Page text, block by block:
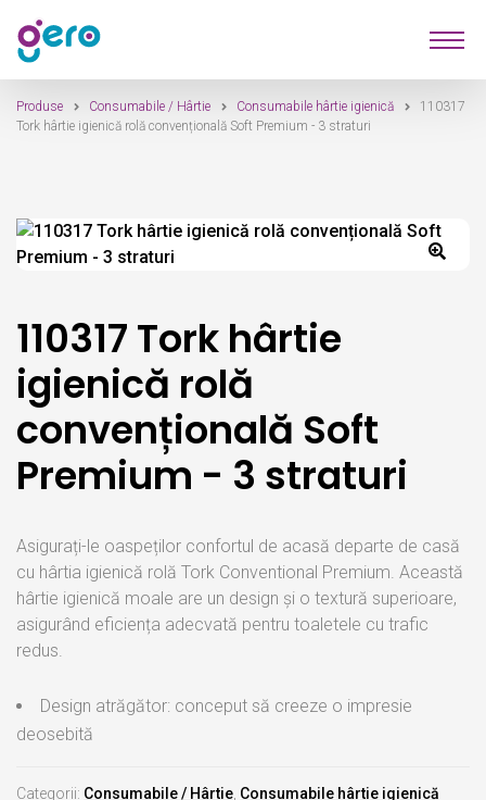
Sari
la
navigare
Sari
la
conținut
Produse
Furnizori
Contact
Produse Consumabile / Hârtie Consumabile hârtie igienică
110317
Tork hârtie igienică rolă convențională Soft Premium - 3 straturi
110317 Tork hârtie
igienică rolă
convențională Soft
Premium - 3 straturi
Asigurați-le oaspeților confortul de acasă departe de casă
cu hârtia igienică rolă Tork Conventional Premium. Această
hârtie igienică moale are un design și o textură superioare,
asigurând eficiența adecvată pentru toaletele cu trafic
redus.
Design atrăgător: conceput să creeze o impresie
deosebită
Categorii: Consumabile / Hârtie, Consumabile hârtie igienică